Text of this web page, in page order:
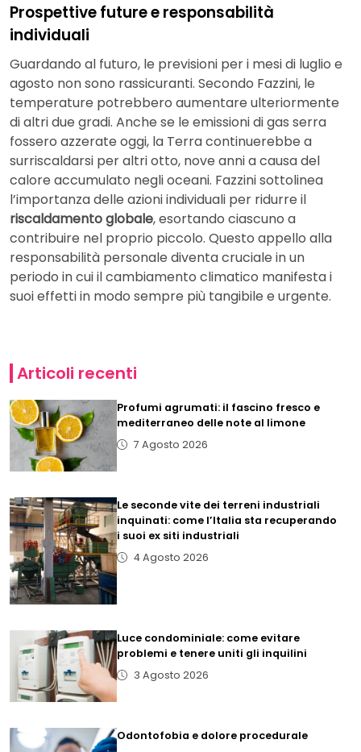
Prospettive future e responsabilità
individuali
Guardando al futuro, le previsioni per i mesi di luglio e
agosto non sono rassicuranti. Secondo Fazzini, le
temperature potrebbero aumentare ulteriormente
di altri due gradi. Anche se le emissioni di gas serra
fossero azzerate oggi, la Terra continuerebbe a
surriscaldarsi per altri otto, nove anni a causa del
calore accumulato negli oceani. Fazzini sottolinea
l’importanza delle azioni individuali per ridurre il
riscaldamento globale, esortando ciascuno a
contribuire nel proprio piccolo. Questo appello alla
responsabilità personale diventa cruciale in un
periodo in cui il cambiamento climatico manifesta i
suoi effetti in modo sempre più tangibile e urgente.
Articoli recenti
Profumi agrumati: il fascino fresco e
mediterraneo delle note al limone
7 Agosto 2026
Le seconde vite dei terreni industriali
inquinati: come l’Italia sta recuperando
i suoi ex siti industriali
4 Agosto 2026
Luce condominiale: come evitare
problemi e tenere uniti gli inquilini
3 Agosto 2026
Odontofobia e dolore procedurale